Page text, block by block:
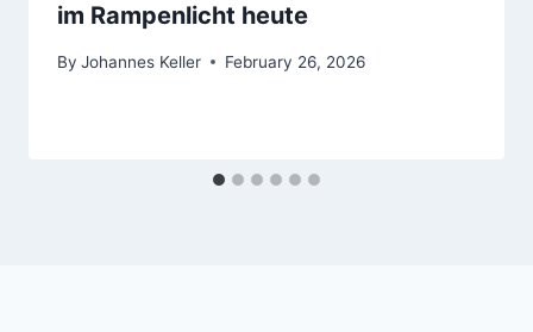
im Rampenlicht heute
By Johannes Keller February 26, 2026